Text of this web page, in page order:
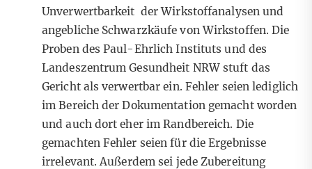
Unverwertbarkeit der Wirkstoffanalysen und
angebliche Schwarzkäufe von Wirkstoffen. Die
Proben des Paul-Ehrlich Instituts und des
Landeszentrum Gesundheit NRW stuft das
Gericht als verwertbar ein. Fehler seien lediglich
im Bereich der Dokumentation gemacht worden
und auch dort eher im Randbereich. Die
gemachten Fehler seien für die Ergebnisse
irrelevant. Außerdem sei jede Zubereitung